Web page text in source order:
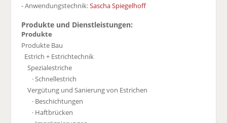
- Anwendungstechnik:Sascha Spiegelhoff
Produkte und Dienstleistungen:
Produkte
Produkte Bau
Estrich + Estrichtechnik
Spezialestriche
· Schnellestrich
Vergütung und Sanierung von Estrichen
· Beschichtungen
· Haftbrücken